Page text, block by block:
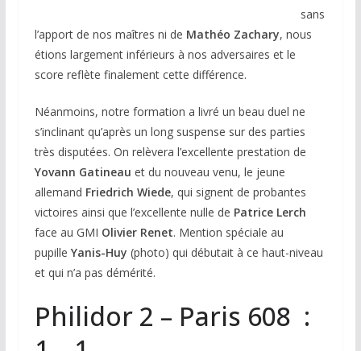
sans
l’apport de nos maîtres ni de Mathéo Zachary, nous
étions largement inférieurs à nos adversaires et le
score reflète finalement cette différence.
Néanmoins, notre formation a livré un beau duel ne
s’inclinant qu’après un long suspense sur des parties
très disputées. On relèvera l’excellente prestation de
Yovann Gatineau et du nouveau venu, le jeune
allemand Friedrich Wiede, qui signent de probantes
victoires ainsi que l’excellente nulle de Patrice Lerch
face au GMI Olivier Renet. Mention spéciale au
pupille Yanis-Huy (photo) qui débutait à ce haut-niveau
et qui n’a pas démérité.
Philidor 2 – Paris 608 :